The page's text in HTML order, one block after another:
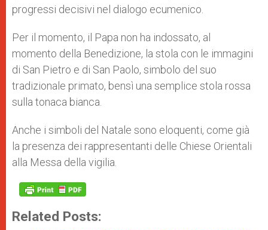
progressi decisivi nel dialogo ecumenico.
Per il momento, il Papa non ha indossato, al
momento della Benedizione, la stola con le immagini
di San Pietro e di San Paolo, simbolo del suo
tradizionale primato, bensì una semplice stola rossa
sulla tonaca bianca.
Anche i simboli del Natale sono eloquenti, come già
la presenza dei rappresentanti delle Chiese Orientali
alla Messa della vigilia.
Related Posts: